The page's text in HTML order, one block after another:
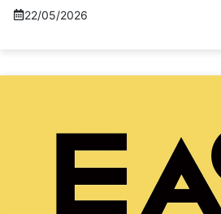
22/05/2026